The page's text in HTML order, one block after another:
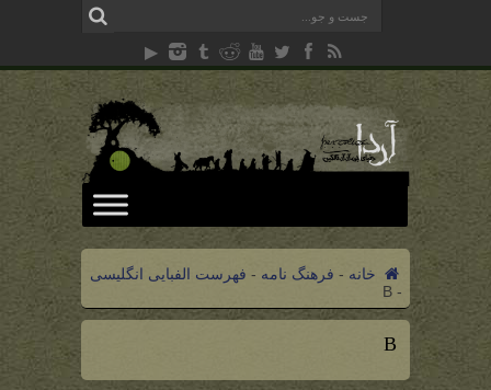
خانه - فرهنگ نامه - فهرست الفبایی انگلیسی
-
B
B